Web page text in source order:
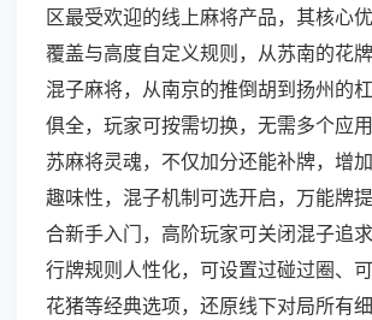
区最受欢迎的线上麻将产品，其核心
覆盖与高度自定义规则，从苏南的花
混子麻将，从南京的推倒胡到扬州的
俱全，玩家可按需切换，无需多个应
苏麻将灵魂，不仅加分还能补牌，增
趣味性，混子机制可选开启，万能牌
合新手入门，高阶玩家可关闭混子追求
行牌规则人性化，可设置过碰过圈、
花猪等经典选项，还原线下对局所有